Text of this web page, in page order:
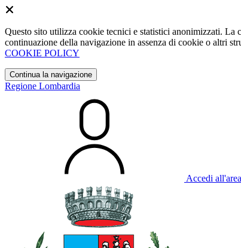
Questo sito utilizza cookie tecnici e statistici anonimizzati.
continuazione della navigazione in assenza di cookie o altri
COOKIE POLICY
Continua la navigazione
Regione Lombardia
Accedi